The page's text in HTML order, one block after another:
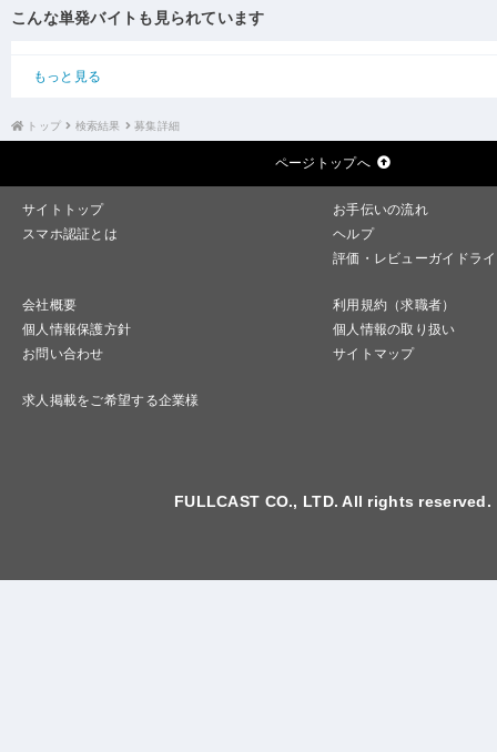
こんな単発バイトも見られています
もっと見る
トップ 検索結果 募集詳細
ページトップへ
サイトトップ
お手伝いの流れ
スマホ認証とは
ヘルプ
評価・レビューガイドラ
会社概要
利用規約（求職者）
個人情報保護方針
個人情報の取り扱い
お問い合わせ
サイトマップ
求人掲載をご希望する企業様
FULLCAST CO., LTD. All rights reserved.